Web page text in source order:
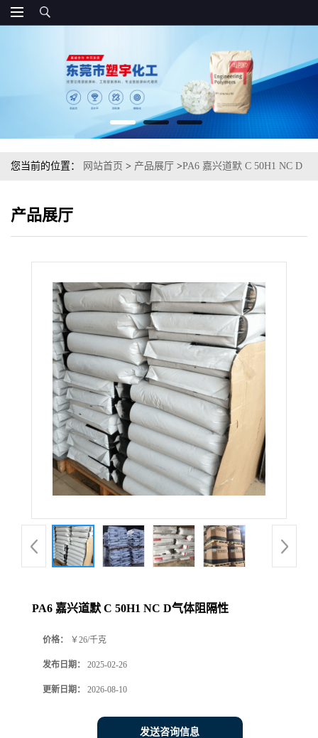
您当前的位置： 网站首页 > 产品展厅 >PA6 嘉兴道默 C 50H1 NC D
产品展厅
PA6 嘉兴道默 C 50H1 NC D气体阻隔性
价格： ￥26/千克
发布日期： 2025-02-26
更新日期： 2026-08-10
发送咨询信息